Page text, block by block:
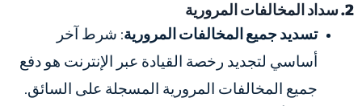
2. سداد المخالفات المرورية
تسديد جميع المخالفات المرورية: شرط آخر
أساسي لتجديد رخصة القيادة عبر الإنترنت هو دفع
جميع المخالفات المرورية المسجلة على السائق.